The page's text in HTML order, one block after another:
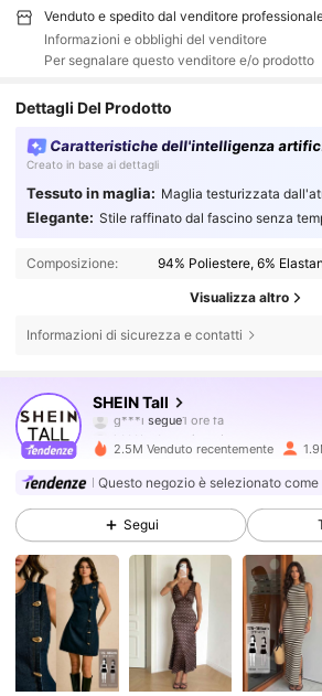
Venduto e spedito dal venditore
Informazioni e obblighi del venditore
Per segnalare questo venditore e/o prodotto
Dettagli Del Prodotto
Caratteristiche dell'intelligenza
Creato in base ai dettagli
Tessuto in maglia: Maglia testurizzata
Elegante: Stile raffinato dal fascino senza
Composizione: 94% Poliestere, 6% Elastan
Visualizza altro
Informazioni di sicurezza e contatti
SHEIN Tall
g***i segue1 ore fa
k***b sta navigando
4.81
1M Follower
4.81 1M Follower
1M Follower
4.81 1M Follower
2.5M Venduto recentemente
Questo negozio è selezionato come
Segui